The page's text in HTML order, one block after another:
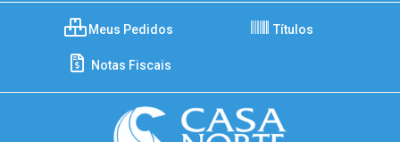
Meus Pedidos Títulos
Notas Fiscais